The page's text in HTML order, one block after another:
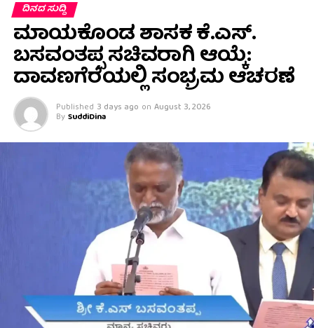
ದಿನದ ಸುದ್ದಿ
ಮಾಯಕೊಂಡ ಶಾಸಕ ಕೆ.ಎಸ್.
ಬಸವಂತಪ್ಪ ಸಚಿವರಾಗಿ ಆಯ್ಕೆ:
ದಾವಣಗೆರೆಯಲ್ಲಿ ಸಂಭ್ರಮ ಆಚರಣೆ
Published 3 days ago on August 3, 2026
By SuddiDina